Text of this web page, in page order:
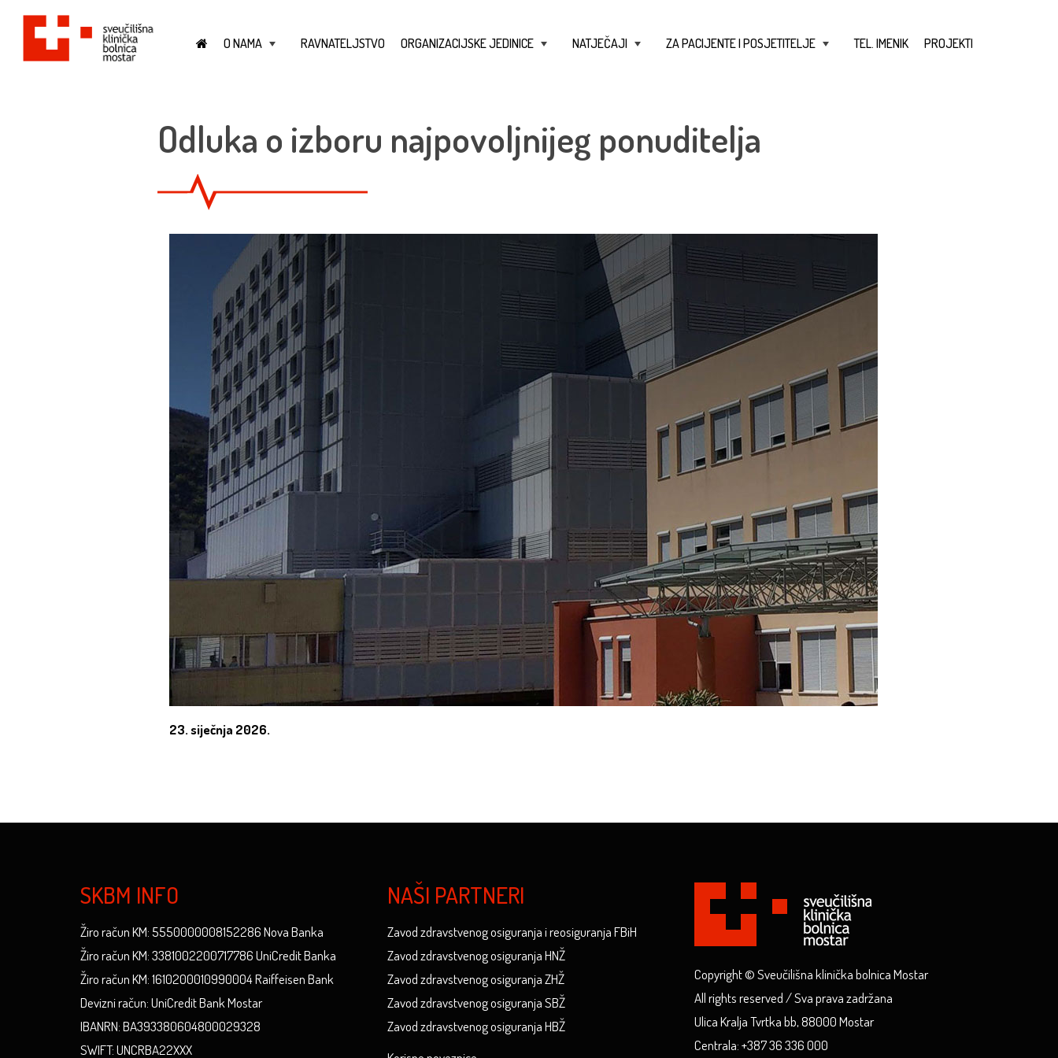
O NAMA RAVNATELJSTVO ORGANIZACIJSKE JEDINICE NATJEČAJI ZA PACIJENTE I POSJETITELJE TEL. IMENIK PROJEKTI
Odluka o izboru najpovoljnijeg ponuditelja
23. siječnja 2026.
SKBM INFO
Žiro račun KM: 5550000008152286 Nova Banka
Žiro račun KM: 3381002200717786 UniCredit Banka
Žiro račun KM: 1610200010990004 Raiffeisen Bank
Devizni račun: UniCredit Bank Mostar
IBANRN: BA393380604800029328
SWIFT: UNCRBA22XXX
NAŠI PARTNERI
Zavod zdravstvenog osiguranja i reosiguranja FBiH
Zavod zdravstvenog osiguranja HNŽ
Zavod zdravstvenog osiguranja ZHŽ
Zavod zdravstvenog osiguranja SBŽ
Zavod zdravstvenog osiguranja HBŽ
Copyright © Sveučilišna klinička bolnica Mostar
All rights reserved / Sva prava zadržana
Ulica Kralja Tvrtka bb, 88000 Mostar
Centrala: +387 36 336 000